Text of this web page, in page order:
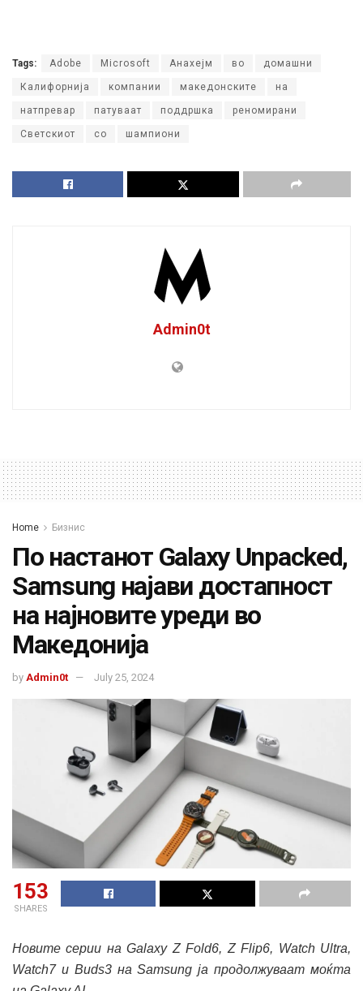
Tags: Adobe Microsoft Анахејм во домашни
Калифорнија компании македонските на
натпревар патуваат поддршка реномирани
Светскиот со шампиони
Admin0t
Home Бизнис
По настанот Galaxy Unpacked,
Samsung најави достапност
на најновите уреди во
Македонија
by Admin0t July 25, 2024
153
SHARES
Новите серии на Galaxy Z Fold6, Z Flip6, Watch Ultra,
Watch7 и Buds3 на Samsung ја продолжуваат моќта